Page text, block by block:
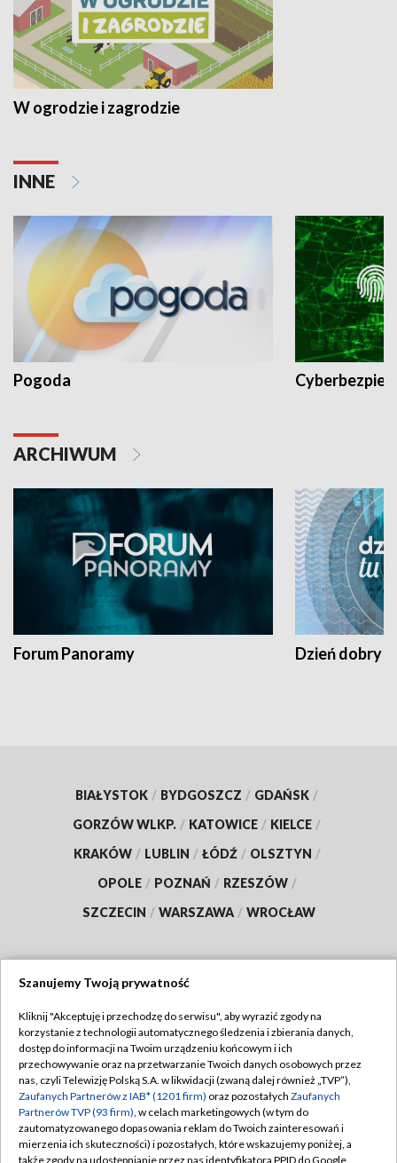
W ogrodzie i zagrodzie
INNE
Pogoda
ARCHIWUM
Forum Panoramy Dzień dobry
BIAŁYSTOK / BYDGOSZCZ / GDAŃSK /
GORZÓW WLKP. / KATOWICE / KIELCE /
KRAKÓW / LUBLIN / ŁÓDŹ / OLSZTYN /
OPOLE / POZNAŃ / RZESZÓW /
SZCZECIN / WARSZAWA / WROCŁAW
TVP
Abonament TVP
Emisja w TVP
Centrum informacji TVP
Naziemna Telewizja Cyfrowa
Regulamin TVP
Polityka prywatności
Moje zgody
Pomoc
Szanujemy Twoją prywatność
Kliknij "Akceptuję i przechodzę do serwisu", aby wyrazić zgody na
korzystanie z technologii automatycznego śledzenia i zbierania danych,
dostęp do informacji na Twoim urządzeniu końcowym i ich
przechowywanie oraz na przetwarzanie Twoich danych osobowych przez
nas, czyli Telewizję Polską S.A. w likwidacji (zwaną dalej również „TVP”),
Zaufanych Partnerów z IAB* (1201 firm) oraz pozostałych Zaufanych
Partnerów TVP (93 firm), w celach marketingowych (w tym do
zautomatyzowanego dopasowania reklam do Twoich zainteresowań i
mierzenia ich skuteczności) i pozostałych, które wskazujemy poniżej, a
także zgody na udostępnianie przez nas identyfikatora PPID do Google.